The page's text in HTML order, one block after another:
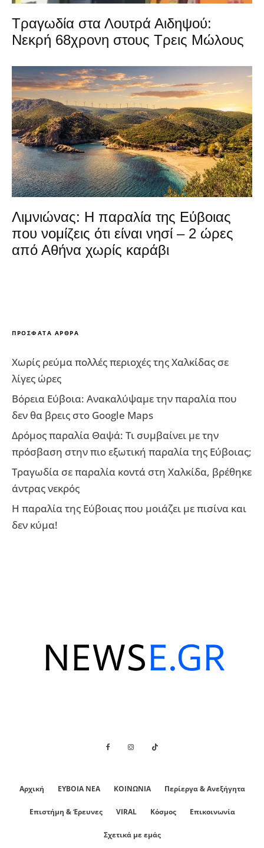
Τραγωδία στα Λουτρά Αιδηψού:
Νεκρή 68χρονη στους Τρεις Μώλους
Λιμνιώνας: Η παραλία της Εύβοιας
που νομίζεις ότι είναι νησί – 2 ώρες
από Αθήνα χωρίς καράβι
ΠΡΌΣΦΑΤΑ ΆΡΘΡΑ
Χωρίς ρεύμα πολλές περιοχές της Χαλκίδας σε
λίγες ώρες
Βόρεια Εύβοια: Ανακαλύψαμε την παραλία που
δεν θα βρεις στο Google Maps
Δρόμος παραλία Θαψά: Τι συμβαίνει με την
πρόσβαση στην πιο εξωτική παραλία της Εύβοιας;
Τραγωδία σε παραλία κοντά στη Χαλκίδα, βρέθηκε
άντρας νεκρός
Η παραλία της Εύβοιας που μοιάζει με πισίνα και
δεν κύμα!
Αρχική ΕΥΒΟΙΑ ΝΕΑ ΚΟΙΝΩΝΙΑ Περίεργα & Ανεξήγητα
Επιστήμη & Έρευνες VIRAL Κόσμος Επικοινωνία
Σχετικά με εμάς